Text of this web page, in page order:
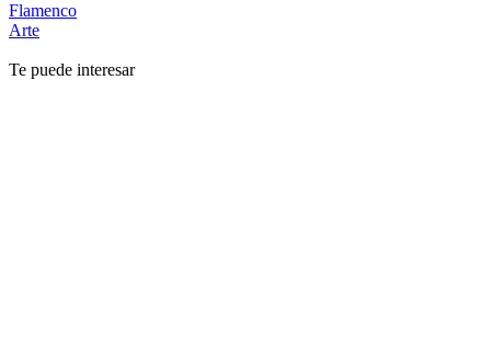
Flamenco
Arte
Te puede interesar